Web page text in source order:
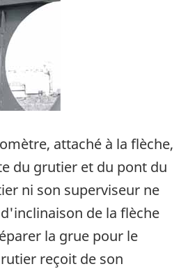
attaché à la flèche,
du grutier et du pont du
ni son superviseur ne
de la flèche
la grue pour le
reçoit de son